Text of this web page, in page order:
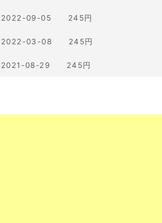
2022-09-05 245円
2022-03-08 245円
2021-08-29 245円